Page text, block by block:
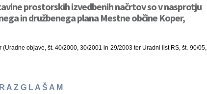
prostorskih izvedbenih načrtov so v nasprotju
in družbenega plana Mestne občine Koper,
objave, št. 40/2000, 30/2001 in 29/2003 ter Uradni list RS, št. 90/05,
R A Z G L A Š A M